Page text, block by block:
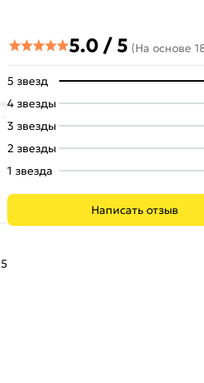
5
5.0 / 5 (На основе
5 звезд
4 звезды
3 звезды
2 звезды
1 звезда
Написать отзыв